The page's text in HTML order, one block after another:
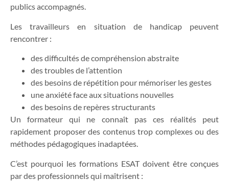
publics accompagnés.
Les travailleurs en situation de handicap peuvent
rencontrer :
des difficultés de compréhension abstraite
des troubles de l’attention
des besoins de répétition pour mémoriser les gestes
une anxiété face aux situations nouvelles
des besoins de repères structurants
Un formateur qui ne connaît pas ces réalités peut
rapidement proposer des contenus trop complexes ou des
méthodes pédagogiques inadaptées.
C’est pourquoi les formations ESAT doivent être conçues
par des professionnels qui maîtrisent :